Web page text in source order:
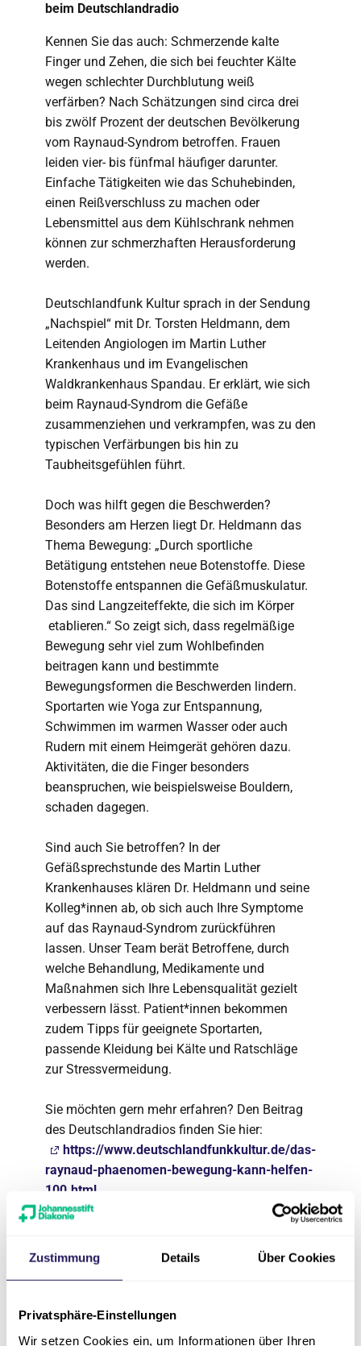
Zustimmung Details Über Cookies
Privatsphäre-Einstellungen
Wir setzen Cookies ein, um Informationen über Ihren
beim Deutschlandradio
Kennen Sie das auch: Schmerzende kalte
Finger und Zehen, die sich bei feuchter Kälte
wegen schlechter Durchblutung weiß
verfärben? Nach Schätzungen sind circa drei
bis zwölf Prozent der deutschen Bevölkerung
vom Raynaud-Syndrom betroffen. Frauen
leiden vier- bis fünfmal häufiger darunter.
Einfache Tätigkeiten wie das Schuhebinden,
einen Reißverschluss zu machen oder
Lebensmittel aus dem Kühlschrank nehmen
können zur schmerzhaften Herausforderung
werden.
Deutschlandfunk Kultur sprach in der Sendung
„Nachspiel“ mit Dr. Torsten Heldmann, dem
Leitenden Angiologen im Martin Luther
Krankenhaus und im Evangelischen
Waldkrankenhaus Spandau. Er erklärt, wie sich
beim Raynaud-Syndrom die Gefäße
zusammenziehen und verkrampfen, was zu den
typischen Verfärbungen bis hin zu
Taubheitsgefühlen führt.
Doch was hilft gegen die Beschwerden?
Besonders am Herzen liegt Dr. Heldmann das
Thema Bewegung: „Durch sportliche
Betätigung entstehen neue Botenstoffe. Diese
Botenstoffe entspannen die Gefäßmuskulatur.
Das sind Langzeiteffekte, die sich im Körper
etablieren.“ So zeigt sich, dass regelmäßige
Bewegung sehr viel zum Wohlbefinden
beitragen kann und bestimmte
Bewegungsformen die Beschwerden lindern.
Sportarten wie Yoga zur Entspannung,
Schwimmen im warmen Wasser oder auch
Rudern mit einem Heimgerät gehören dazu.
Aktivitäten, die die Finger besonders
beanspruchen, wie beispielsweise Bouldern,
schaden dagegen.
Sind auch Sie betroffen? In der
Gefäßsprechstunde des Martin Luther
Krankenhauses klären Dr. Heldmann und seine
Kolleg*innen ab, ob sich auch Ihre Symptome
auf das Raynaud-Syndrom zurückführen
lassen. Unser Team berät Betroffene, durch
welche Behandlung, Medikamente und
Maßnahmen sich Ihre Lebensqualität gezielt
verbessern lässt. Patient*innen bekommen
zudem Tipps für geeignete Sportarten,
passende Kleidung bei Kälte und Ratschläge
zur Stressvermeidung.
Sie möchten gern mehr erfahren? Den Beitrag
des Deutschlandradios finden Sie hier:
https://www.deutschlandfunkkultur.de/das-
raynaud-phaenomen-bewegung-kann-helfen-
100.html
Kontakt:
Klinik für Gefäßmedizin
Leitender Angiologe, Dr. med. Torsten
Tel.
030 8955-3711